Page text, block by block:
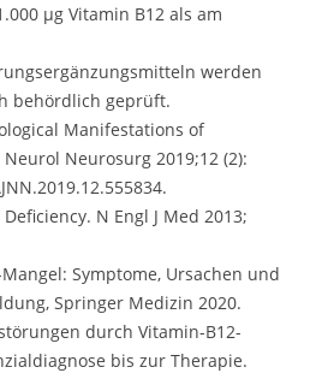
μg Vitamin B12 als am
werden
behördlich geprüft.
Manifestations of
Neurosurg 2019;12 (2):
N Engl J Med 2013;
Symptome, Ursachen und
Springer Medizin 2020.
durch Vitamin-B12-
bis zur Therapie.